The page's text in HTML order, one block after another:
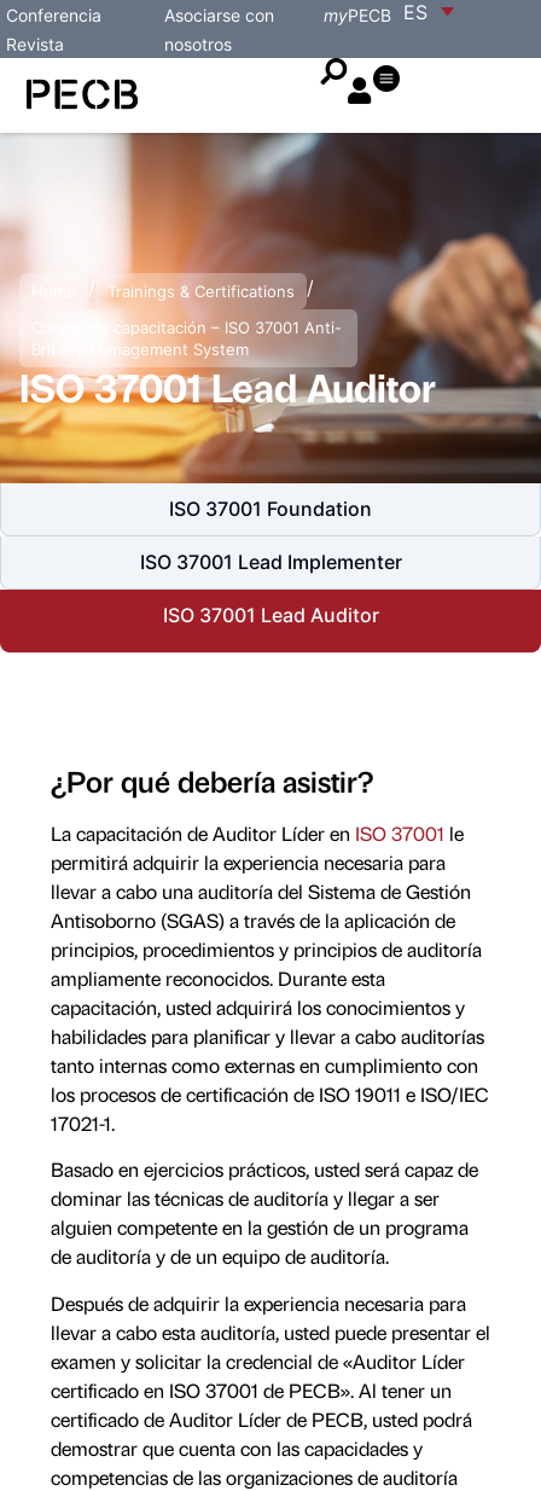
Conferencia
Revista
Asociarse con
nosotros
ES
myPECB
/ Trainings & Certifications /
Cursos de capacitación – ISO 37001 Anti-
Bribery Management System
ISO 37001 Lead Auditor
ISO 37001 Foundation
ISO 37001 Lead Implementer
ISO 37001 Lead Auditor
¿Por qué debería asistir?
La capacitación de Auditor Líder en ISO 37001 le
permitirá adquirir la experiencia necesaria para
llevar a cabo una auditoría del Sistema de Gestión
Antisoborno (SGAS) a través de la aplicación de
principios, procedimientos y principios de auditoría
ampliamente reconocidos. Durante esta
capacitación, usted adquirirá los conocimientos y
habilidades para planificar y llevar a cabo auditorías
tanto internas como externas en cumplimiento con
los procesos de certificación de ISO 19011 e ISO/IEC
17021-1.
Basado en ejercicios prácticos, usted será capaz de
dominar las técnicas de auditoría y llegar a ser
alguien competente en la gestión de un programa
de auditoría y de un equipo de auditoría.
Después de adquirir la experiencia necesaria para
llevar a cabo esta auditoría, usted puede presentar el
examen y solicitar la credencial de «Auditor Líder
certificado en ISO 37001 de PECB». Al tener un
certificado de Auditor Líder de PECB, usted podrá
demostrar que cuenta con las capacidades y
competencias de las organizaciones de auditoría